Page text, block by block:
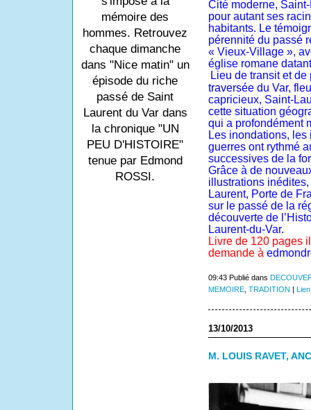
mémoire des
hommes. Retrouvez
chaque dimanche
dans "Nice matin" un
épisode du riche
passé de Saint
Laurent du Var dans
la chronique "UN
PEU D'HISTOIRE"
tenue par Edmond
ROSSI.
Cité moderne,
pour autant ses
habitants. Le
pérennité du passé
« Vieux-Village »,
église romane
Lieu de transit et
traversée du Var,
capricieux, Saint-
cette situation
qui a profondément
Les inondations,
guerres ont rythmé
successives de la
Grâce à de
illustrations
Laurent, Porte de
sur le passé de la
découverte de
Laurent-du-Var.
Livre de 120 pages
demande à
09:43 Publié dans
MEMOIRE, TRADITION
13/10/2013
M. LOUIS RAVET,